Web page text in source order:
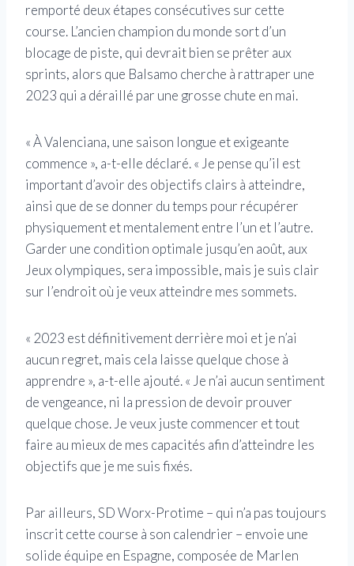
remporté deux étapes consécutives sur cette
course. L’ancien champion du monde sort d’un
blocage de piste, qui devrait bien se prêter aux
sprints, alors que Balsamo cherche à rattraper une
2023 qui a déraillé par une grosse chute en mai.
« À Valenciana, une saison longue et exigeante
commence », a-t-elle déclaré. « Je pense qu’il est
important d’avoir des objectifs clairs à atteindre,
ainsi que de se donner du temps pour récupérer
physiquement et mentalement entre l’un et l’autre.
Garder une condition optimale jusqu’en août, aux
Jeux olympiques, sera impossible, mais je suis clair
sur l’endroit où je veux atteindre mes sommets.
« 2023 est définitivement derrière moi et je n’ai
aucun regret, mais cela laisse quelque chose à
apprendre », a-t-elle ajouté. « Je n’ai aucun sentiment
de vengeance, ni la pression de devoir prouver
quelque chose. Je veux juste commencer et tout
faire au mieux de mes capacités afin d’atteindre les
objectifs que je me suis fixés.
Par ailleurs, SD Worx-Protime – qui n’a pas toujours
inscrit cette course à son calendrier – envoie une
solide équipe en Espagne, composée de Marlen